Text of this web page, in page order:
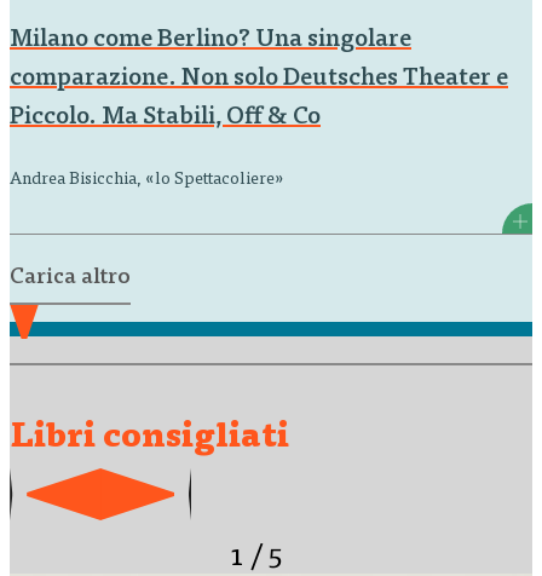
Milano come Berlino? Una singolare
comparazione. Non solo Deutsches Theater e
Piccolo. Ma Stabili, Off & Co
Andrea Bisicchia, «lo Spettacoliere»
Carica altro
Libri consigliati
1 / 5